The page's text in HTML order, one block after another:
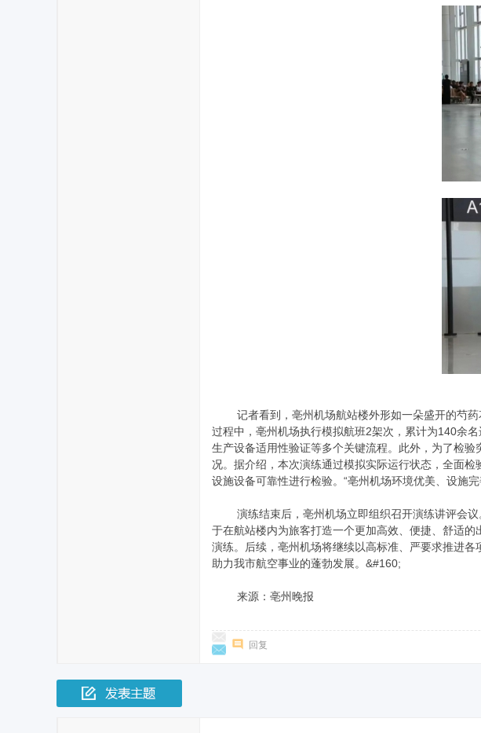
记者看到，亳州机场航站楼外形如一朵盛开的芍药
过程中，亳州机场执行模拟航班2架次，累计为140余
生产设备适用性验证等多个关键流程。此外，为了检
况。据介绍，本次演练通过模拟实际运行状态，全面
设施设备可靠性进行检验。“亳州机场环境优美、设施
演练结束后，亳州机场立即组织召开演练讲评会议
于在航站楼内为旅客打造一个更加高效、便捷、舒适
演练。后续，亳州机场将继续以高标准、严要求推进
助力我市航空事业的蓬勃发展。&#160;
来源：亳州晚报
回复